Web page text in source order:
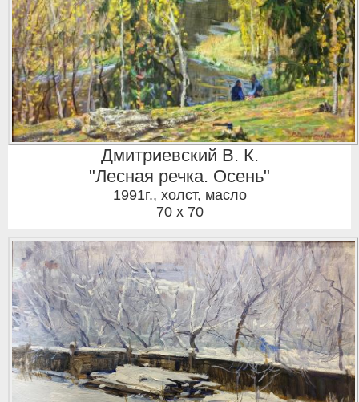
Дмитриевский В. К.
"Лесная речка. Осень"
1991г., холст, масло
70 x 70